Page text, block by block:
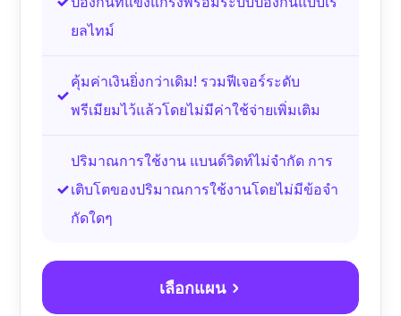
ยลไทม์
คุ้มค่าเงินยิ่งกว่าเดิม! รวมฟีเจอร์ระดับ
พรีเมียมไว้แล้วโดยไม่มีค่าใช้จ่ายเพิ่มเติม
ปริมาณการใช้งาน แบนด์วิดท์ไม่จำกัด การ
เติบโตของปริมาณการใช้งานโดยไม่มีข้อจำ
กัดใดๆ
เลือกแผน